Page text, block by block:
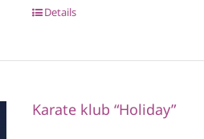
Details
Karate klub “Holiday”